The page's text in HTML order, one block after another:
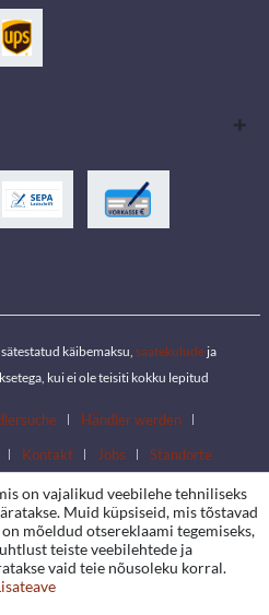
käibemaksu, saatekulude ja
kui ei ole teisiti kokku lepitud
Händler werden
Kontakt Jobs Standorte
on vajalikud veebilehe tehniliseks
Muid küpsiseid, mis tõstavad
mõeldud otsereklaami tegemiseks,
teiste veebilehtede ja
vaid teie nõusoleku korral.